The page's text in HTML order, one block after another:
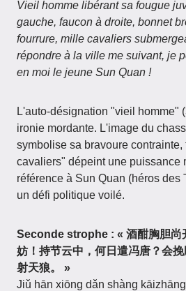
Vieil homme libérant sa fougue
gauche, faucon à droite, bonnet
fourrure, mille cavaliers
répondre à la ville me suivant, je
en moi le jeune Sun Quan !
L'auto-désignation "vieil homme"
ironie mordante. L'image du
symbolise sa bravoure
cavaliers" dépeint une puissance
référence à Sun Quan (héros des
un défi politique voilé.
Seconde strophe : « 酒酣胸胆尚
妨！持节云中，何日遣冯唐？会挽
射天狼。 »
Jiǔ hān xiōng dǎn shàng